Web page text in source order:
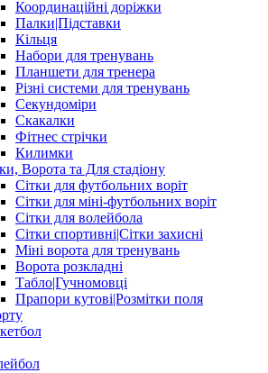
Координаційні доріжки
Палки|Підставки
Кільця
Набори для тренувань
Планшети для тренера
Різні системи для тренувань
Секундоміри
Скакалки
Фітнес стрічки
Килимки
Ворота та Для стадіону
Сітки для футбольних воріт
Сітки для міні-футбольних воріт
Сітки для волейбола
Сітки спортивні|Cітки захисні
Міні ворота для тренувань
Ворота розкладні
Табло|Гучномовці
Прапори кутові|Розмітки поля